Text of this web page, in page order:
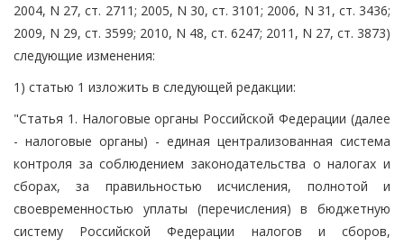
2004, N 27, ст. 2711; 2005, N 30, ст. 3101; 2006, N 31, ст. 3436;
2009, N 29, ст. 3599; 2010, N 48, ст. 6247; 2011, N 27, ст. 3873)
следующие изменения:
1) статью 1 изложить в следующей редакции:
"Статья 1. Налоговые органы Российской Федерации (далее
- налоговые органы) - единая централизованная система
контроля за соблюдением законодательства о налогах и
сборах, за правильностью исчисления, полнотой и
своевременностью уплаты (перечисления) в бюджетную
систему Российской Федерации налогов и сборов,